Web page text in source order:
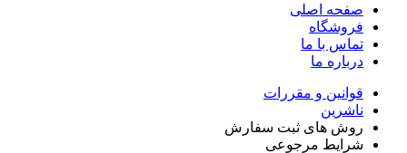
صفحه اصلی
فروشگاه
تماس با ما
درباره ما
قوانین و مقررات
ناشرین
روش های ثبت سفارش
شرایط مرجوعی